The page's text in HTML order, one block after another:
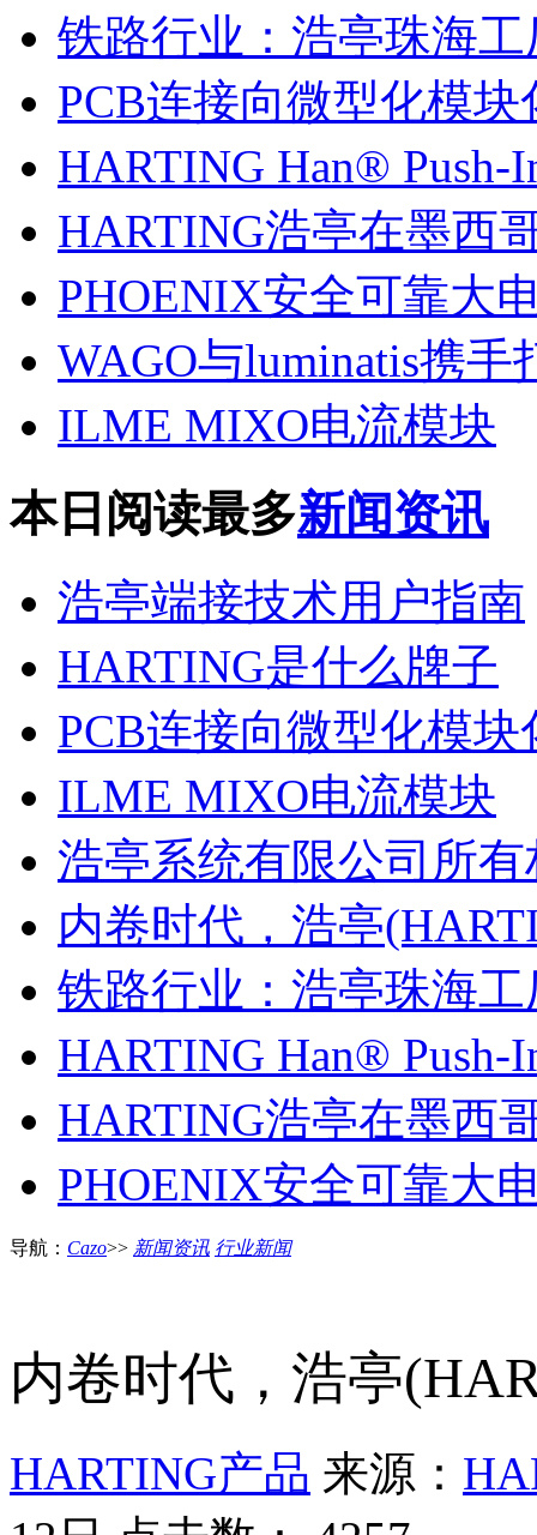
铁路行业：浩亭珠海
PCB连接向微型化模块
HARTING Han® Push-
HARTING浩亭在墨西
PHOENIX安全可靠大
WAGO与luminatis携
ILME MIXO电流模块
本日阅读最多新闻资讯
浩亭端接技术用户指南
HARTING是什么牌子
PCB连接向微型化模块
ILME MIXO电流模块
浩亭系统有限公司所
内卷时代，浩亭
铁路行业：浩亭珠海
HARTING Han® Push-
HARTING浩亭在墨西
PHOENIX安全可靠大
导航： Cazo>> 新闻资讯 行业新闻
内卷时代，浩亭
HARTING产品 来源：